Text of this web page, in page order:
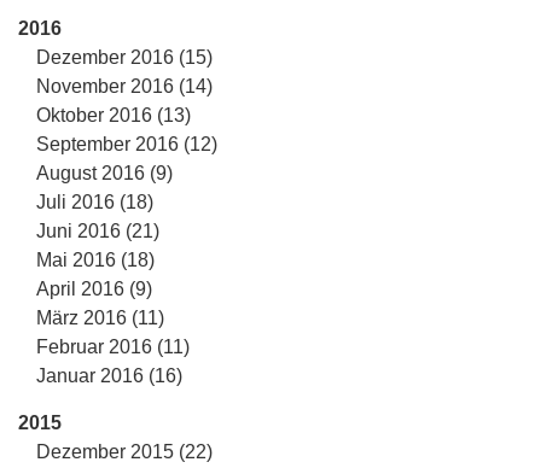
2016
Dezember 2016 (15)
November 2016 (14)
Oktober 2016 (13)
September 2016 (12)
August 2016 (9)
Juli 2016 (18)
Juni 2016 (21)
Mai 2016 (18)
April 2016 (9)
März 2016 (11)
Februar 2016 (11)
Januar 2016 (16)
2015
Dezember 2015 (22)